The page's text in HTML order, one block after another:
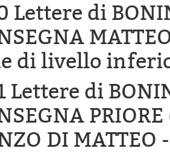
Lettere di
di livello
Lettere di
DI MATTEO